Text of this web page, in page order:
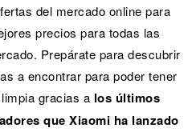
del mercado online para
precios para todas las
Prepárate para descubrir
a encontrar para poder tener
gracias a los últimos
que Xiaomi ha lanzado